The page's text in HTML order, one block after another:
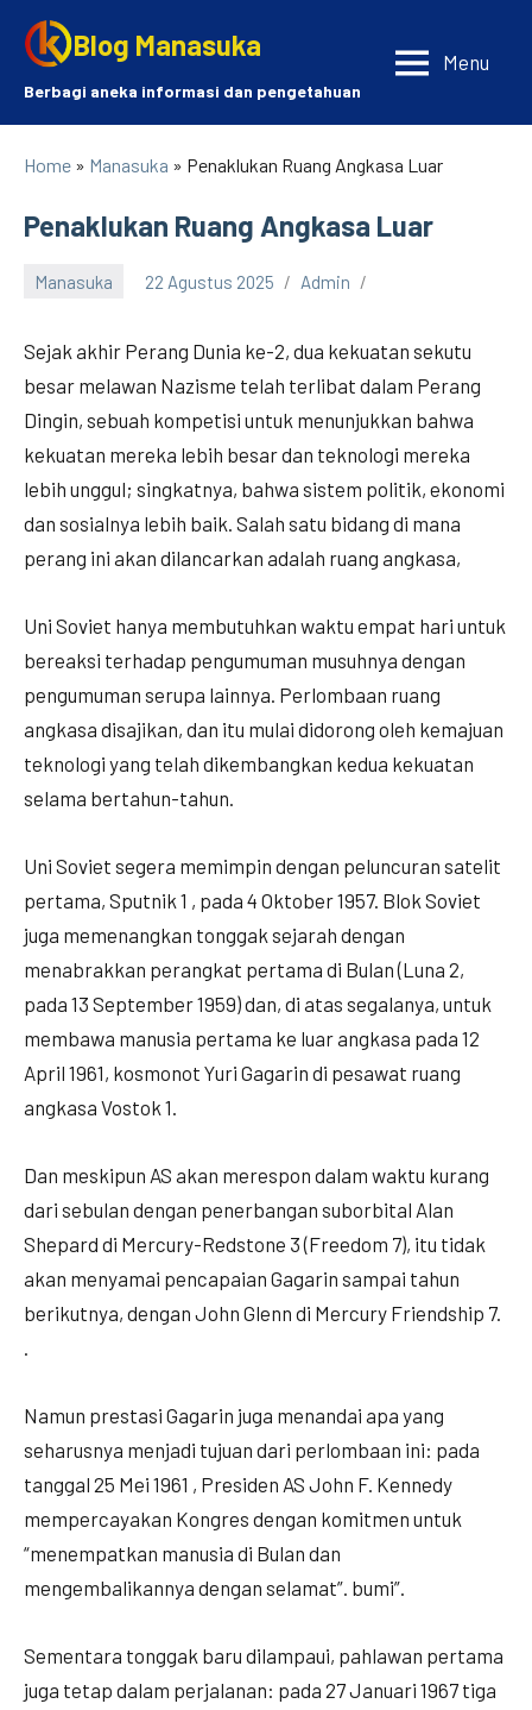
content
Blog Manasuka
Berbagi aneka informasi dan pengetahuan
Menu
Home » Manasuka » Penaklukan Ruang Angkasa Luar
Penaklukan Ruang Angkasa Luar
Manasuka 22 Agustus 2025 Admin
Sejak akhir Perang Dunia ke-2, dua kekuatan sekutu
besar melawan Nazisme telah terlibat dalam Perang
Dingin, sebuah kompetisi untuk menunjukkan bahwa
kekuatan mereka lebih besar dan teknologi mereka
lebih unggul; singkatnya, bahwa sistem politik, ekonomi
dan sosialnya lebih baik. Salah satu bidang di mana
perang ini akan dilancarkan adalah ruang angkasa,
Uni Soviet hanya membutuhkan waktu empat hari untuk
bereaksi terhadap pengumuman musuhnya dengan
pengumuman serupa lainnya. Perlombaan ruang
angkasa disajikan, dan itu mulai didorong oleh kemajuan
teknologi yang telah dikembangkan kedua kekuatan
selama bertahun-tahun.
Uni Soviet segera memimpin dengan peluncuran satelit
pertama, Sputnik 1 , pada 4 Oktober 1957. Blok Soviet
juga memenangkan tonggak sejarah dengan
menabrakkan perangkat pertama di Bulan (Luna 2,
pada 13 September 1959) dan, di atas segalanya, untuk
membawa manusia pertama ke luar angkasa pada 12
April 1961, kosmonot Yuri Gagarin di pesawat ruang
angkasa Vostok 1.
Dan meskipun AS akan merespon dalam waktu kurang
dari sebulan dengan penerbangan suborbital Alan
Shepard di Mercury-Redstone 3 (Freedom 7), itu tidak
akan menyamai pencapaian Gagarin sampai tahun
berikutnya, dengan John Glenn di Mercury Friendship 7.
.
Namun prestasi Gagarin juga menandai apa yang
seharusnya menjadi tujuan dari perlombaan ini: pada
tanggal 25 Mei 1961 , Presiden AS John F. Kennedy
mempercayakan Kongres dengan komitmen untuk
“menempatkan manusia di Bulan dan
mengembalikannya dengan selamat”. bumi”.
Sementara tonggak baru dilampaui, pahlawan pertama
juga tetap dalam perjalanan: pada 27 Januari 1967 tiga